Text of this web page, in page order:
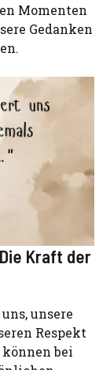
Momenten
Gedanken
Kraft der
unsere
Respekt
bei